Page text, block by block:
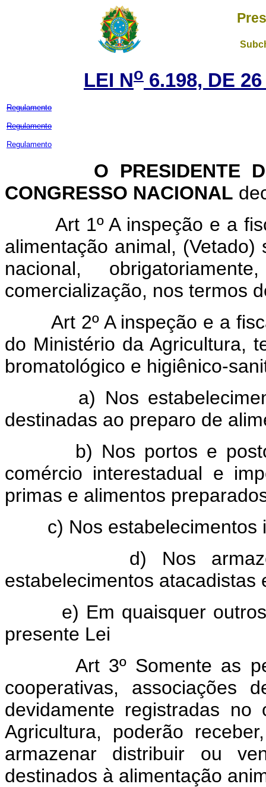
LEI No 6.198, DE
Regulamento
Regulamento
Regulamento
O PRESIDENTE DA
CONGRESSO NACIONAL
Art 1º A inspeção e a
alimentação animal,
nacional,
comercialização, nos termos
Art 2º A inspeção e a
do Ministério da Agricultura,
bromatológico e higiênico-
a) Nos
destinadas ao preparo de
b) Nos portos e postos
comércio interestadual e
primas e alimentos
c) Nos estabelecimentos
d) Nos armazéns
estabelecimentos atacadistas
e) Em quaisquer outros
presente Lei
Art 3º Somente as
cooperativas, associações
devidamente registradas
Agricultura, poderão
armazenar distribuir ou
destinados à alimentação